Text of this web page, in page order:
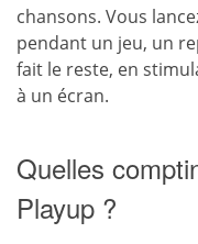
chansons. Vous
pendant un jeu, un
fait le reste, en
à un écran.
Quelles
Playup ?